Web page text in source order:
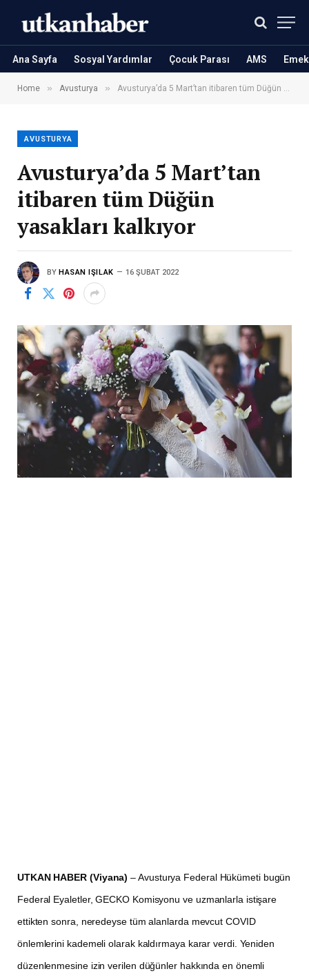
Ana Sayfa Sosyal Yardımlar Çocuk Parası AMS
Home » Avusturya » Avusturya’da 5 Mart’tan itibaren tüm Düğün yasakları kalkıyor
AVUSTURYA
Avusturya’da 5 Mart’tan
itibaren tüm Düğün
yasakları kalkıyor
BY HASAN IŞILAK 16 ŞUBAT 2022
UTKAN HABER (Viyana)– Avusturya Federal Hükümeti bugün
Federal Eyaletler, GECKO Komisyonu ve uzmanlarla istişare
ettikten sonra, neredeyse tüm alanlarda mevcut COVID
önlemlerini kademeli olarak kaldırmaya karar verdi. Yeniden
düzenlenmesine izin verilen düğünler hakkında en önemli